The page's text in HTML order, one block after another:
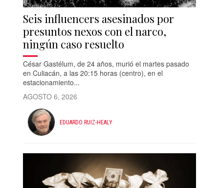
Seis influencers asesinados por
presuntos nexos con el narco,
ningún caso resuelto
César Gastélum, de 24 años, murió el martes pasado
en Culiacán, a las 20:15 horas (centro), en el
estacionamiento...
AGOSTO 6, 2026
EDUARDO RUIZ-HEALY